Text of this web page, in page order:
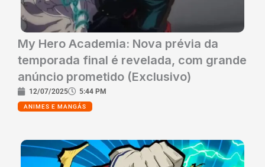
My Hero Academia: Nova prévia da
temporada final é revelada, com grande
anúncio prometido (Exclusivo)
12/07/2025 5:44 PM
ANIMES E MANGÁS